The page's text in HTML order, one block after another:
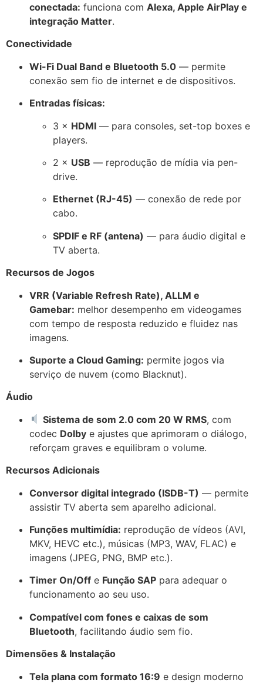
conectada: funciona com Alexa, Apple AirPlay e
integração Matter.
Conectividade
Wi-Fi Dual Band e Bluetooth 5.0 — permite
conexão sem fio de internet e de dispositivos.
Entradas físicas:
3 × HDMI — para consoles, set-top boxes e
players.
2 × USB — reprodução de mídia via pen-
drive.
Ethernet (RJ-45) — conexão de rede por
cabo.
SPDIF e RF (antena) — para áudio digital e
TV aberta.
Recursos de Jogos
VRR (Variable Refresh Rate), ALLM e
Gamebar: melhor desempenho em videogames
com tempo de resposta reduzido e fluidez nas
imagens.
Suporte a Cloud Gaming: permite jogos via
serviço de nuvem (como Blacknut).
Áudio
Sistema de som 2.0 com 20 W RMS, com
codec Dolby e ajustes que aprimoram o diálogo,
reforçam graves e equilibram o volume.
Recursos Adicionais
Conversor digital integrado (ISDB-T) — permite
assistir TV aberta sem aparelho adicional.
Funções multimídia: reprodução de vídeos (AVI,
MKV, HEVC etc.), músicas (MP3, WAV, FLAC) e
imagens (JPEG, PNG, BMP etc.).
Timer On/Off e Função SAP para adequar o
funcionamento ao seu uso.
Compatível com fones e caixas de som
Bluetooth, facilitando áudio sem fio.
Dimensões & Instalação
Tela plana com formato 16:9 e design moderno